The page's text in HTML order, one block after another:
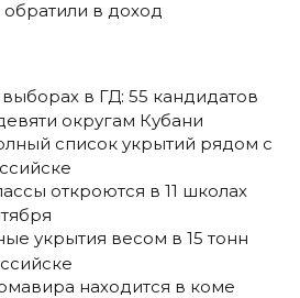
обратили в доход
в ГД: 55 кандидатов
округам Кубани
список укрытий рядом с
откроются в 11 школах
укрытия весом в 15 тонн
находится в коме